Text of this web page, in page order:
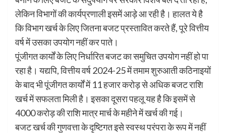
लेकिन विभागों की कार्यप्रणाली इसमें आड़े आ रही है। हालत ये है
कि विभाग खर्च के लिए जितना बजट प्रस्तावित करते हैं, पूरे वित्तीय
वर्ष में उसका उपयोग नहीं कर पाते।
पूंजीगत कार्यों के लिए निर्धारित बजट का समुचित उपयोग नहीं हो पा
रहा है। यद्यपि, वित्तीय वर्ष 2024-25 में तमाम शुरुआती कठिनाइयों
के बाद भी पूंजीगत कार्यों में 11 हजार करोड़ से अधिक बजट राशि
खर्च में सफलता मिली है। इसका दूसरा पहलू यह है कि इसमें से
4000 करोड़ की राशि मात्र मार्च के महीने में खर्च की गई।
बजट खर्च की गुणवत्ता के दृष्टिगत इसे स्वस्थ परंपरा के रूप में नहीं